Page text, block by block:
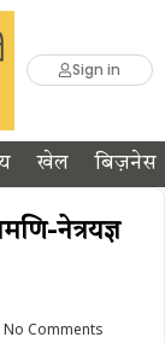
Sign in
खेल बिज़नेस
नेत्रयज्ञ
No Comments